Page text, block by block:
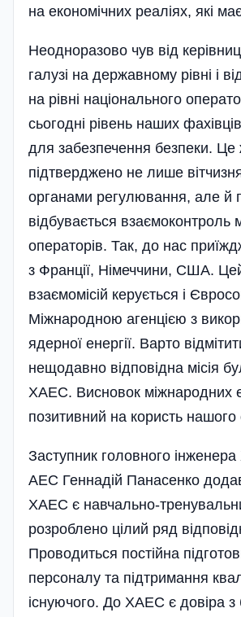
на економічних реаліях, які
Неодноразово чув від
галузі на державному рівні і
на рівні національного
сьогодні рівень наших
для забезпечення безпеки. Це
підтверджено не лише
органами регулювання, але й
відбувається взаємоконтроль
операторів. Так, до нас
з Франції, Німеччини, США.
взаємомісій керується і
Міжнародною агенцією з
ядерної енергії. Варто
нещодавно відповідна місія
ХАЕС. Висновок міжнародних
позитивний на користь нашого
Заступник головного
АЕС Геннадій Панасенко
ХАЕС є навчально-
розроблено цілий ряд
Проводиться постійна
персоналу та підтримання
існуючого. До ХАЕС є довіра з